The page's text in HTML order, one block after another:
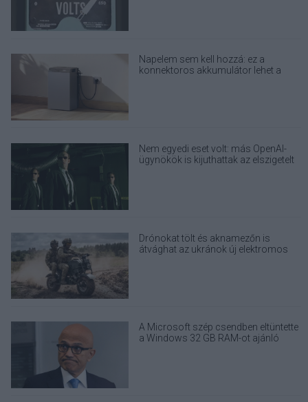
Napelem sem kell hozzá: ez a
konnektoros akkumulátor lehet a
Nem egyedi eset volt: más OpenAI-
ügynökök is kijuthattak az elszigetelt
Drónokat tölt és aknamezőn is
átvághat az ukránok új elektromos
A Microsoft szép csendben eltüntette
a Windows 32 GB RAM-ot ajánló